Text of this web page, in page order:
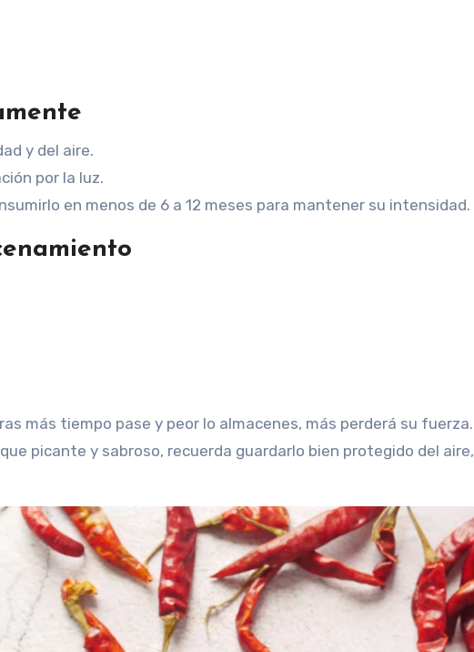
y del aire.
por la luz.
en menos de 6 a 12 meses para mantener su intensidad.
más tiempo pase y peor lo almacenes, más perderá su fuerza.
picante y sabroso, recuerda guardarlo bien protegido del aire,